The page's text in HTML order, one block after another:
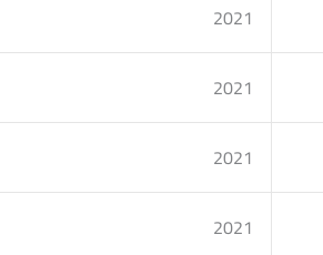
2021
2021
2021
2021